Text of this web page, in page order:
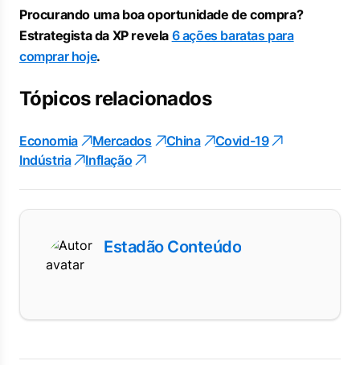
Procurando uma boa oportunidade de compra?
Estrategista da XP revela 6 ações baratas para
comprar hoje.
Tópicos relacionados
Economia Mercados China
Covid-19
Indústria
Inflação
Estadão Conteúdo